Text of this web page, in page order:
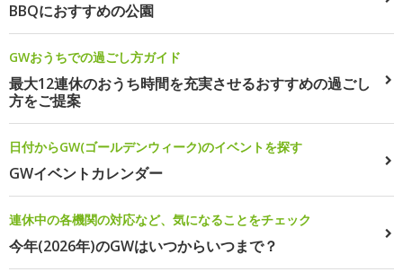
BBQにおすすめの公園
GWおうちでの過ごし方ガイド
最大12連休のおうち時間を充実させるおすすめの過ごし
方をご提案
日付からGW(ゴールデンウィーク)のイベントを探す
GWイベントカレンダー
連休中の各機関の対応など、気になることをチェック
今年(2026年)のGWはいつからいつまで？